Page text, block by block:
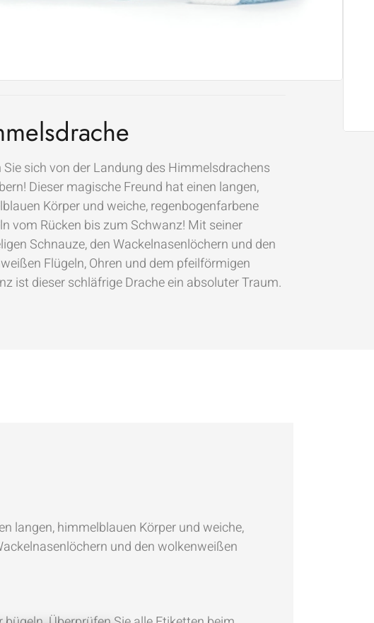
Sie sich von der Landung des Himmelsdrachens
Dieser magische Freund hat einen langen,
Körper und weiche, regenbogenfarbene
vom Rücken bis zum Schwanz! Mit seiner
Schnauze, den Wackelnasenlöchern und den
Flügeln, Ohren und dem pfeilförmigen
ist dieser schläfrige Drache ein absoluter Traum.
langen, himmelblauen Körper und weiche,
und den wolkenweißen